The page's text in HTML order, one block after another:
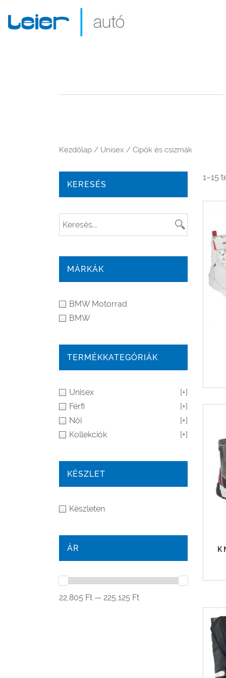
Kezdőlap / Unisex / Cipők és csizmák
KERESÉS
MÁRKÁK
BMW Motorrad
BMW
TERMÉKKATEGÓRIÁK
Unisex
[+]
Férfi
[+]
Női
[+]
Kollekciók
[+]
KÉSZLET
Készleten
ÁR
22,805 Ft — 225,125 Ft
1–15